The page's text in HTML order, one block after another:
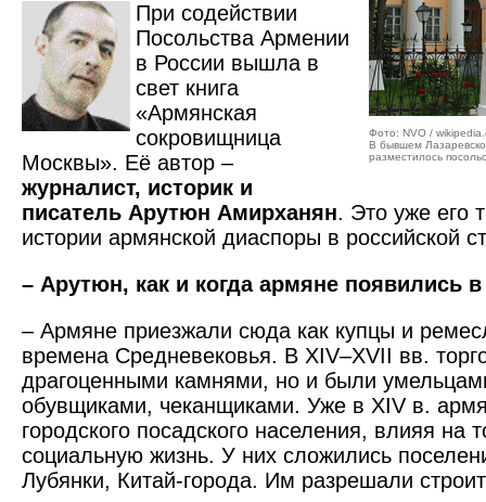
Фото: NVO /
В бывшем
разместилось
При содействии
Посольства Армении
в России вышла в
свет книга
«Армянская
сокровищница
Москвы». Её автор –
журналист, историк и
писатель Арутюн Амирханян. Это уже его
истории армянской диаспоры в российской
– Арутюн, как и когда армяне появились
– Армяне приезжали сюда как купцы и
времена Средневековья. В XIV–XVII вв.
драгоценными камнями, но и были
обувщиками, чеканщиками. Уже в XIV в.
городского посадского населения, влияя на
социальную жизнь. У них сложились
Лубянки, Китай-города. Им разрешали